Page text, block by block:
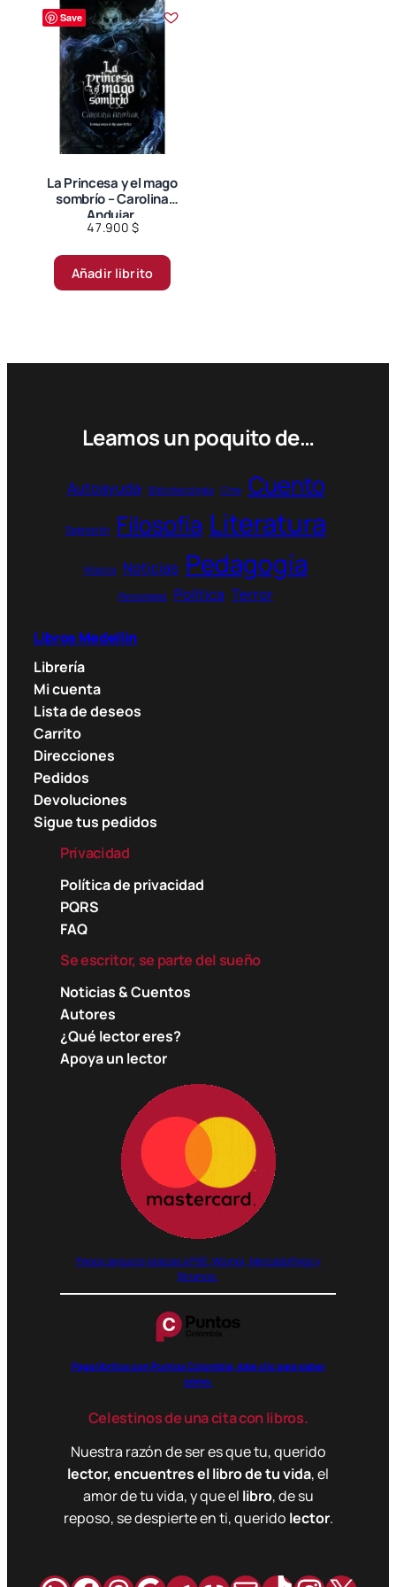
Save
La Princesa y el mago
sombrío – Carolina
Andujar.
47.900 $
Añadir librito
Leamos un poquito de…
Autoayuda Bibliotecología Cine Cuento
Depresión Filosofía Literatura
Música Noticias Pedagogía
Personajes Política Terror
Libros Medellín
Librería
Mi cuenta
Lista de deseos
Carrito
Direcciones
Pedidos
Devoluciones
Sigue tus pedidos
Privacidad
Política de privacidad
PQRS
FAQ
Se escritor, se parte del sueño
Noticias & Cuentos
Autores
¿Qué lector eres?
Apoya un lector
Pagos seguros gracias a PSE, Wompi, MercadoPago y
Binance.
Paga libritos con Puntos Colombia, dale clic para saber
cómo.
Celestinos de una cita con libros.
Nuestra razón de ser es que tu, querido
lector, encuentres el libro de tu vida, el
amor de tu vida, y que el libro, de su
reposo, se despierte en ti, querido lector.